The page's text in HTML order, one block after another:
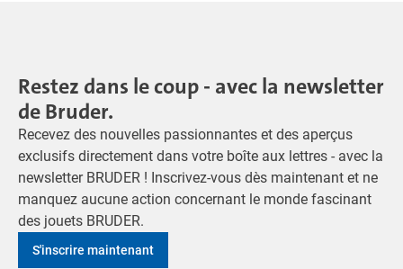
Restez dans le coup - avec la newsletter
de Bruder.
Recevez des nouvelles passionnantes et des aperçus
exclusifs directement dans votre boîte aux lettres - avec la
newsletter BRUDER ! Inscrivez-vous dès maintenant et ne
manquez aucune action concernant le monde fascinant
des jouets BRUDER.
S'inscrire maintenant